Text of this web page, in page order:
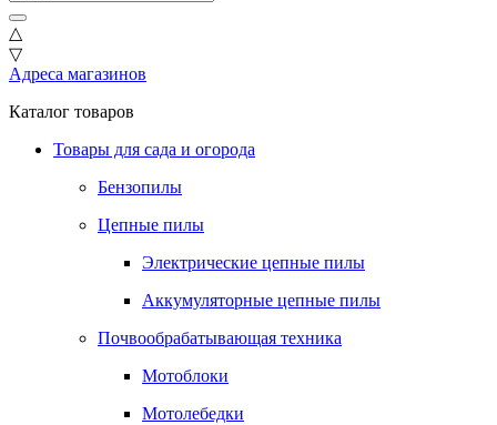
△
▽
Адреса магазинов
Каталог товаров
Товары для сада и огорода
Бензопилы
Цепные пилы
Электрические цепные пилы
Аккумуляторные цепные пилы
Почвообрабатывающая техника
Мотоблоки
Мотолебедки